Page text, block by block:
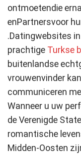
ontmoetendie
enPartnersvoor
.Datingwebsites
prachtige Turkse
buitenlandse
vrouwenvinder
communiceren
Wanneer u uw
de Verenigde
romantische
Midden-Oosten